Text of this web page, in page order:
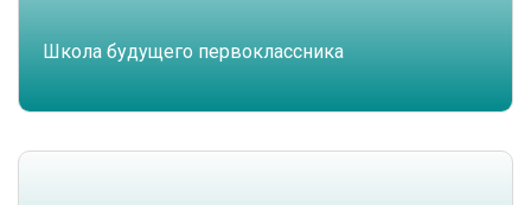
Школа будущего первоклассника